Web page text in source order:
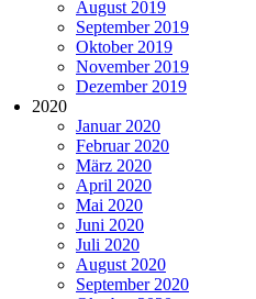
August 2019
September 2019
Oktober 2019
November 2019
Dezember 2019
2020
Januar 2020
Februar 2020
März 2020
April 2020
Mai 2020
Juni 2020
Juli 2020
August 2020
September 2020